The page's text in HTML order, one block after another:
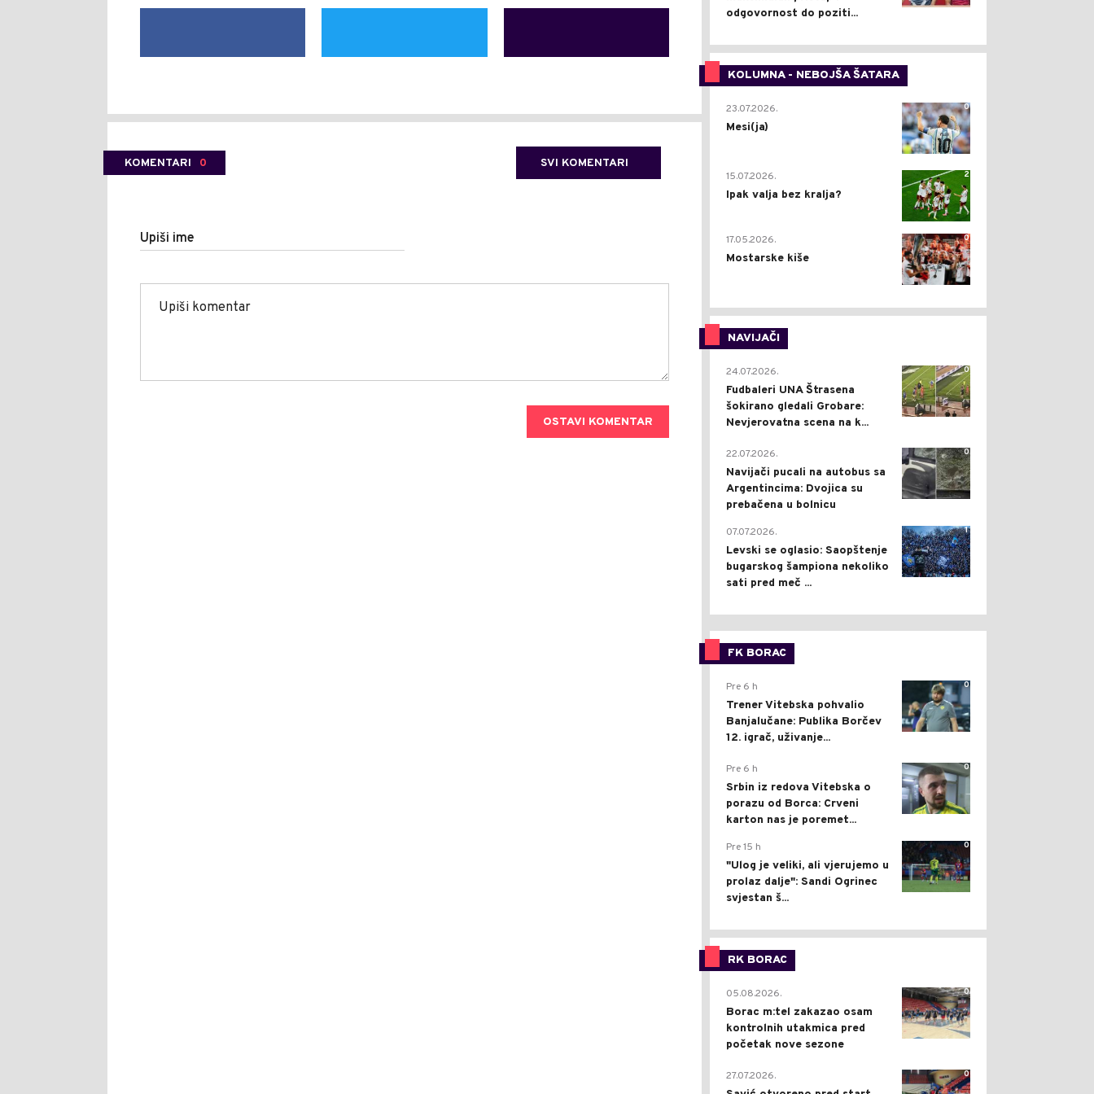
KOMENTARI 0 SVI KOMENTARI
Upiši ime
OSTAVI KOMENTAR
odgovornost do poziti...
KOLUMNA - NEBOJŠA ŠATARA
0
23.07.2026.
Mesi(ja)
2
15.07.2026.
Ipak valja bez kralja?
0
17.05.2026.
Mostarske kiše
NAVIJAČI
0
24.07.2026.
Fudbaleri UNA Štrasena
šokirano gledali Grobare:
Nevjerovatna scena na k...
0
22.07.2026.
Navijači pucali na autobus sa
Argentincima: Dvojica su
prebačena u bolnicu
1
07.07.2026.
Levski se oglasio: Saopštenje
bugarskog šampiona nekoliko
sati pred meč ...
FK BORAC
0
Pre 6 h
Trener Vitebska pohvalio
Banjalučane: Publika Borčev
12. igrač, uživanje...
0
Pre 6 h
Srbin iz redova Vitebska o
porazu od Borca: Crveni
karton nas je poremet...
0
Pre 15 h
"Ulog je veliki, ali vjerujemo u
prolaz dalje": Sandi Ogrinec
svjestan š...
RK BORAC
0
05.08.2026.
Borac m:tel zakazao osam
kontrolnih utakmica pred
početak nove sezone
0
27.07.2026.